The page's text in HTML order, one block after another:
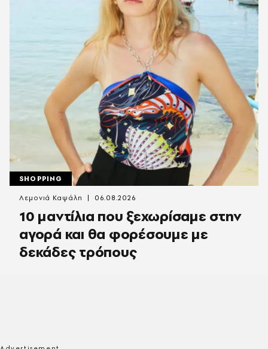
SHOPPING
10 μαντίλια που ξεχωρίσαμε στην
αγορά και θα φορέσουμε με
δεκάδες τρόπους
Λεμονιά Καψάλη 06.08.2026